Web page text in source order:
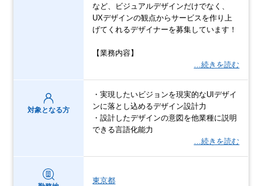
など、ビジュアルデザインだけでなく、
UXデザインの観点からサービスを作り上
げてくれるデザイナーを募集しています！
【業務内容】
…続きを読む
対象となる方
・実現したいビジョンを現実的なUIデザイ
ンに落とし込めるデザイン設計力
・設計したデザインの意図を他業種に説明
できる言語化能力
…続きを読む
東京都